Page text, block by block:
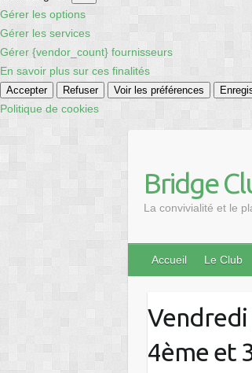
Gérer les options
Gérer les services
Gérer {vendor_count} fournisseurs
En savoir plus sur ces finalités
Accepter Refuser Voir les préférences
Politique de cookies
to
Bridge
La convivialité et le
Accueil Le Club
Vendredi
4ème et